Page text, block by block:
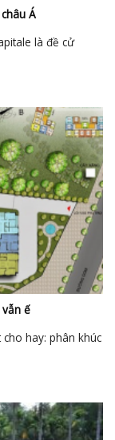
Á
là đề cử
ế
hay: phân khúc